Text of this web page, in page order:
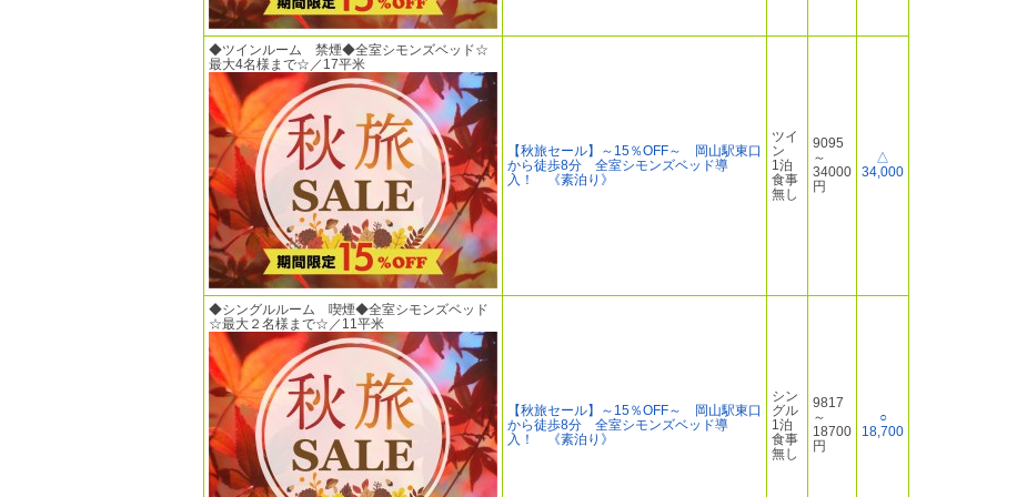
◆ツインルーム 禁煙◆全室シモンズベッド☆
最大4名様まで☆／17平米
【秋旅セール】～15％OFF～ 岡山駅東口
から徒歩8分 全室シモンズベッド導
入！ 《素泊り》
ツイ
ン
1泊
食事
無し
9095
～
34000
円
△
34,000
◆シングルルーム 喫煙◆全室シモンズベッド
☆最大２名様まで☆／11平米
【秋旅セール】～15％OFF～ 岡山駅東口
から徒歩8分 全室シモンズベッド導
入！ 《素泊り》
シン
グル
1泊
食事
無し
9817
～
18700
円
○
18,700